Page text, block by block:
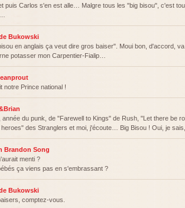
puis Carlos s'en est alle… Malgre tous les "big bisou", c'est
Bukowski
en anglais ça veut dire gros baiser". Moui bon, d'accord,
potasser mon Carpentier-Fialip…
notre Prince national !
année du punk, de "Farewell to Kings" de Rush, "Let there be
heroes" des Stranglers et moi, j'écoute… Big Bisou ! Oui, je
Brandon Song
menti ?
ça viens pas en s'embrassant ?
Bukowski
comptez-vous.